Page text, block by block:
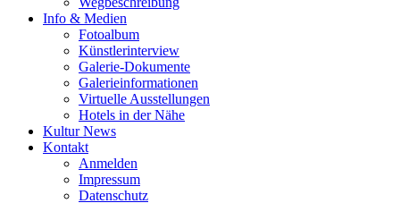
Info & Medien
Fotoalbum
Künstlerinterview
Galerie-Dokumente
Galerieinformationen
Virtuelle Ausstellungen
Hotels in der Nähe
Kultur News
Kontakt
Anmelden
Impressum
Datenschutz